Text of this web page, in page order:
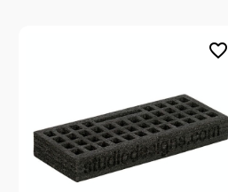
favorite_border